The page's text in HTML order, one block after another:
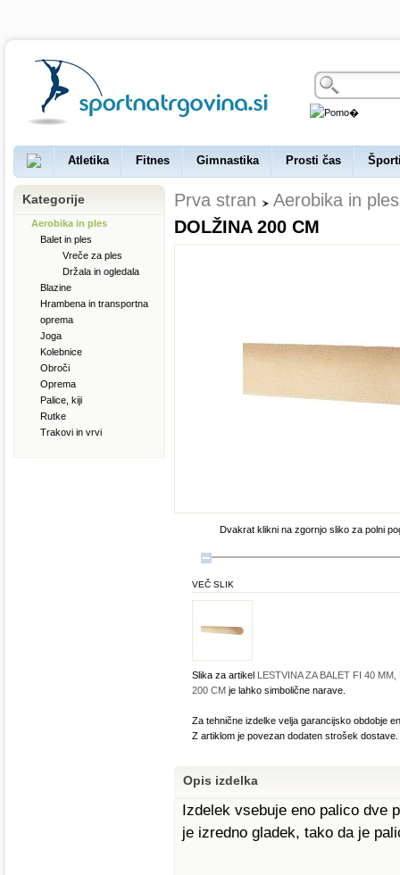
Atletika Fitnes Gimnastika Prosti čas
Kategorije
Aerobika in ples
Balet in ples
Vreče za ples
Držala in ogledala
Blazine
Hrambena in transportna
oprema
Joga
Kolebnice
Obroči
Oprema
Palice, kiji
Rutke
Trakovi in vrvi
Prva stran
Aerobika in ples
DOLŽINA 200 CM
Dvakrat klikni na zgornjo sliko za polni
VEČ SLIK
Slika za artikel LESTVINA ZA BALET FI 40 MM,
200 CM je lahko simbolične narave.
Za tehnične izdelke velja garancijsko obdobje
Z artiklom je povezan dodaten strošek dostave.
Opis izdelka
Izdelek vsebuje eno palico dve
je izredno gladek, tako da je